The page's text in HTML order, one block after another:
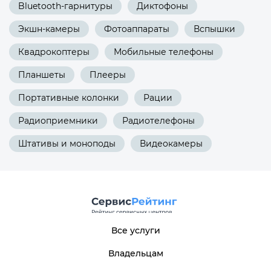
Bluetooth-гарнитуры Диктофоны
Экшн-камеры Фотоаппараты Вспышки
Квадрокоптеры Мобильные телефоны
Планшеты Плееры
Портативные колонки Рации
Радиоприемники Радиотелефоны
Штативы и моноподы Видеокамеры
Все услуги
Владельцам